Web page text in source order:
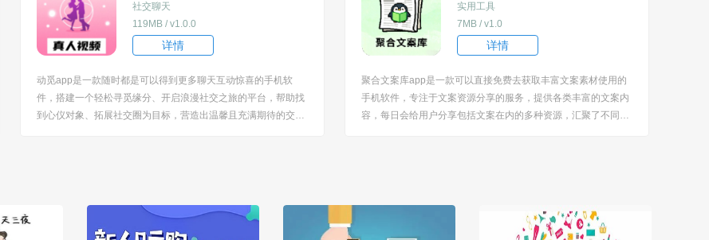
社交聊天
119MB / v1.0.0
详情
动觅app是一款随时都是可以得到更多聊天互动惊喜的手机软
件，搭建一个轻松寻觅缘分、开启浪漫社交之旅的平台，帮助找
到心仪对象、拓展社交圈为目标，营造出温馨且充满期待的交友
实用工具
7MB / v1.0
详情
聚合文案库app是一款可以直接免费去获取丰富文案素材使用的
手机软件，专注于文案资源分享的服务，提供各类丰富的文案内
容，每日会给用户分享包括文案在内的多种资源，汇聚了不同类